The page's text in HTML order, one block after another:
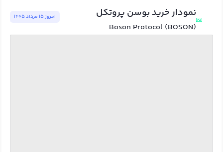
نمودار خرید بوسن پروتکل
Boson Protocol (BOSON)
امروز ١٥ مرداد ١٤٠٥